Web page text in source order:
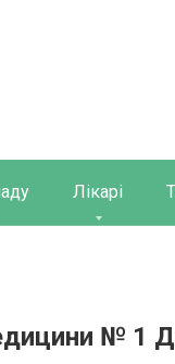
Лікарі
№ 1